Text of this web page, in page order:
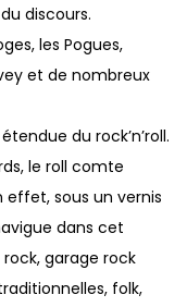
discours.
les Pogues,
et de nombreux
du rock’n’roll.
le roll comte
effet, sous un vernis
dans cet
garage rock
folk,